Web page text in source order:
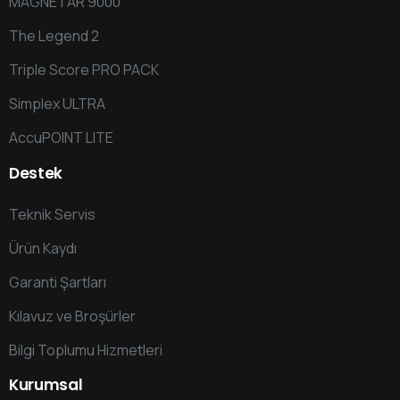
The Legend 2
Triple Score PRO PACK
Simplex ULTRA
AccuPOINT LITE
Destek
Teknik Servis
Ürün Kaydı
Garanti Şartları
Kılavuz ve Broşürler
Bilgi Toplumu Hizmetleri
Kurumsal
hatırlatmaları ile her türlü sair iletişim çalışmaları
dahilinde tarafıma ticari elektronik ileti (sms, ileti,